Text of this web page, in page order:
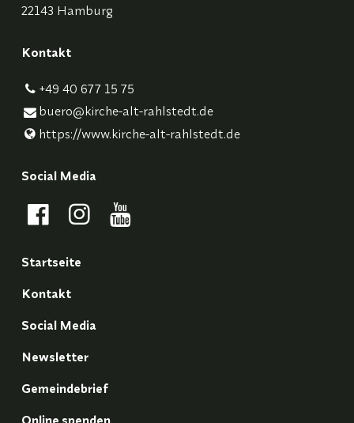
22143 Hamburg
Kontakt
+49 40 677 15 75
buero@​kirche-alt-rahlstedt.​de
https://www.​kirche-alt-rahlstedt.​de
Social Media
Startseite
Kontakt
Social Media
Newsletter
Gemeindebrief